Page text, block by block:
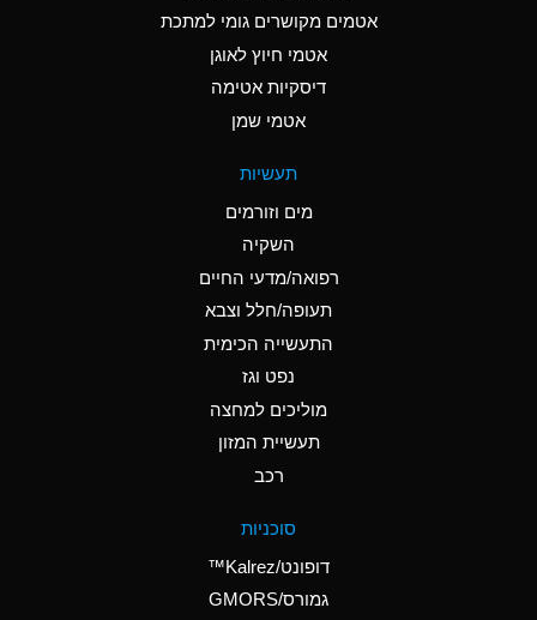
Ammonia Anhydrous
D
Ammonia Gas (cold)
D
Ammonia Gas (hot)
Ammonium Hydroxide
B
Ammonium Nitrate
Ammonium Nitrite
Ammonium Persulfate
Ammonium Phosphate
A
אטמים מקושרים גומי למתכת
אטמי חיוץ לאוגן
דיסקיות אטימה
אטמי שמן
תעשיות
מים וזורמים
השקיה
רפואה/מדעי החיים
תעופה/חלל וצבא
התעשייה הכימית
נפט וגז
מוליכים למחצה
תעשיית המזון
רכב
סוכניות
דופונט/Kalrez™
גמורס/GMORS